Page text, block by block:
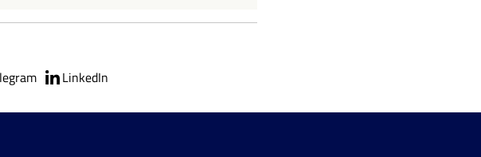
LinkedIn